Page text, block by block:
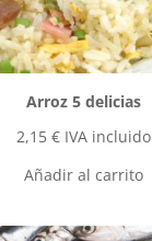
Arroz 5 delicias
2,15 € IVA incluido
Añadir al carrito